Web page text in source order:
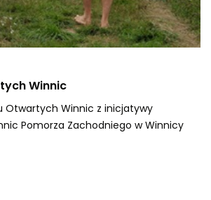
Winnic
Otwartych Winnic z inicjatywy
Pomorza Zachodniego w Winnicy